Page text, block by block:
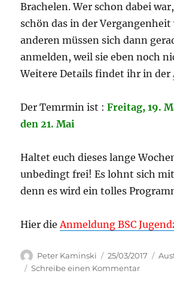
Brachelen. Wer schon dabei
schön das in der Vergangenheit
anderen müssen sich dann
anmelden, weil sie eben noch
Weitere Details findet ihr in der
Der Temrmin ist :Freitag, 19.
den 21. Mai
Haltet euch dieses lange
unbedingt frei! Es lohnt sich
denn es wird ein tolles
Hier dieAnmeldung BSC
Autor
Peter Kaminski
Veröffentlicht
am
25/03/2017
Schreibe einen Kommentarzu